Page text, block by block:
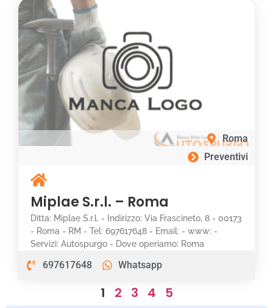
Roma
Preventivi
Miplae S.r.l. – Roma
Ditta: Miplae S.r.l. - Indirizzo: Via Frascineto, 8 - 00173
- Roma - RM - Tel: 697617648 - Email: - www: -
Servizi: Autospurgo - Dove operiamo: Roma
697617648 Whatsapp
1 2 3 4 5